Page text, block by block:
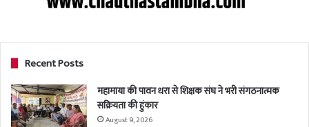
Recent Posts
महामाया की पावन धरा से शिक्षक संघ ने भरी संगठनात्मक
सक्रियता की हुंकार
August 9, 2026